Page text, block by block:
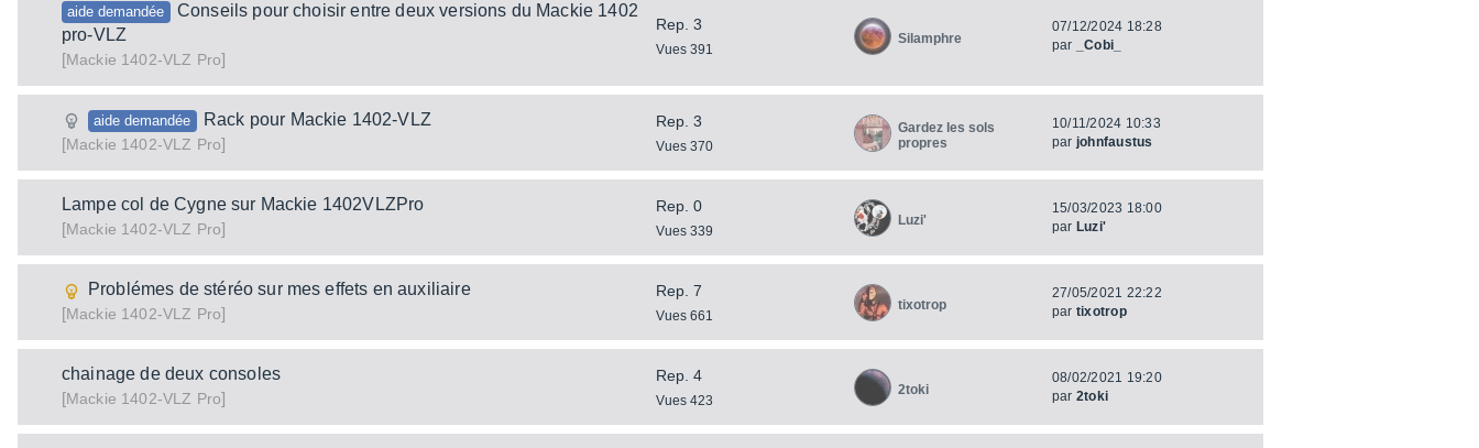
aide demandée
Conseils pour choisir entre deux versions du Mackie 1402
pro-VLZ
[Mackie 1402-VLZ Pro]
Rep. 3
Vues 391
Silamphre
07/12/2024 18:28
par
_Cobi_
aide demandée
Rack pour Mackie 1402-VLZ
[Mackie 1402-VLZ Pro]
Rep. 3
Vues 370
Gardez les sols
propres
10/11/2024 10:33
par johnfaustus
Lampe col de Cygne sur Mackie 1402VLZPro
[Mackie 1402-VLZ Pro]
Rep. 0
Vues 339
Luzi'
15/03/2023 18:00
par Luzi'
Problémes de stéréo sur mes effets en auxiliaire
[Mackie 1402-VLZ Pro]
Rep. 7
Vues 661
tixotrop
27/05/2021 22:22
par tixotrop
chainage de deux consoles
[Mackie 1402-VLZ Pro]
Rep. 4
Vues 423
2toki
08/02/2021 19:20
par 2toki